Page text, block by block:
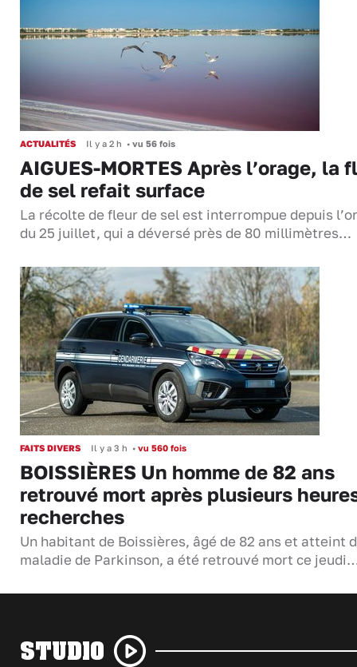
ACTUALITÉS Il y a 2 h • vu 56 fois
AIGUES-MORTES Après l’orage, la
de sel refait surface
La récolte de fleur de sel est interrompue depuis
du 25 juillet, qui a déversé près de 80 millimètres…
FAITS DIVERS Il y a 3 h • vu 560 fois
BOISSIÈRES Un homme de 82 ans
retrouvé mort après plusieurs
recherches
Un habitant de Boissières, âgé de 82 ans et atteint
maladie de Parkinson, a été retrouvé mort ce
STUDIO